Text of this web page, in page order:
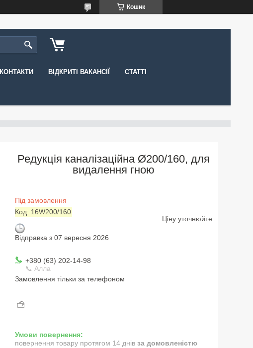
Кошик
КОНТАКТИ ВІДКРИТІ ВАКАНСІЇ СТАТТІ
Редукція каналізаційна Ø200/160, для
видалення гною
Під замовлення
Код: 16W200/160
Відправка з 07 вересня 2026
Ціну уточнюйте
+380 (63) 202-14-98
📞 Алла
Замовлення тільки за телефоном
повернення товару протягом 14 днів за домовленістю